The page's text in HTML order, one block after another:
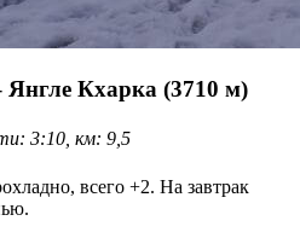
Янгле Кхарка (3710 м)
3:10, км: 9,5
всего +2. На завтрак